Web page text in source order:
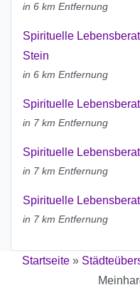
in 6 km Entfernung
Spirituelle
Stein
in 6 km Entfernung
Spirituelle
in 7 km Entfernung
Spirituelle
in 7 km Entfernung
Spirituelle
in 7 km Entfernung
Startseite»